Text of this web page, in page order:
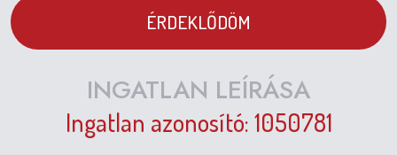
ÉRDEKLŐDÖM
INGATLAN LEÍRÁSA
Ingatlan azonosító: 1050781